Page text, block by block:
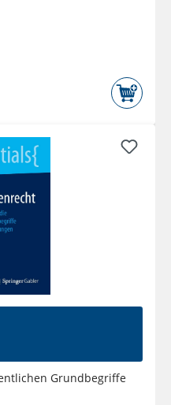
Grundbegriffe